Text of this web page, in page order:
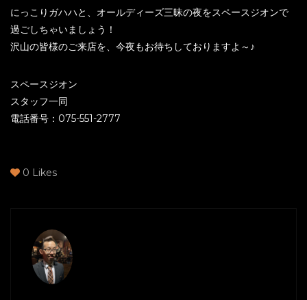
にっこりガハハと、オールディーズ三昧の夜をスペースジオンで
過ごしちゃいましょう！
沢山の皆様のご来店を、今夜もお待ちしておりますよ～♪
スペースジオン
スタッフ一同
電話番号：075-551-2777
0 Likes